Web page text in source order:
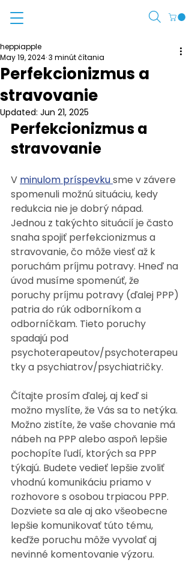
Perfekcionizmus a
stravovanie
heppiapple
May 19, 2024 3 minút čítania
Updated: Jun 21, 2025
Perfekcionizmus a
stravovanie
V minulom príspevkusme v závere
spomenuli možnú situáciu, kedy
redukcia nie je dobrý nápad.
Jednou z takýchto situácií je často
snaha spojiť perfekcionizmus a
stravovanie, čo môže viesť až k
poruchám príjmu potravy. Hneď na
úvod musíme spomenúť, že
poruchy príjmu potravy (ďalej PPP)
patria do rúk odborníkom a
odborníčkam. Tieto poruchy
spadajú pod
psychoterapeutov/psychoterapeu
tky a psychiatrov/psychiatričky.
Čítajte prosím ďalej, aj keď si
možno myslíte, že Vás sa to netýka.
Možno zistíte, že vaše chovanie má
nábeh na PPP alebo aspoň lepšie
pochopíte ľudí, ktorých sa PPP
týkajú. Budete vedieť lepšie zvoliť
vhodnú komunikáciu priamo v
rozhovore s osobou trpiacou PPP.
Dozviete sa ale aj ako všeobecne
lepšie komunikovať túto tému,
keďže poruchu môže vyvolať aj
nevinné komentovanie výzoru.